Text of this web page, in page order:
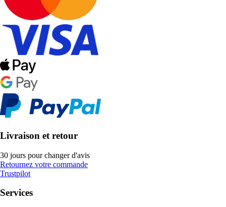
Livraison et retour
30 jours pour changer d'avis
Retournez votre commande
Trustpilot
Services